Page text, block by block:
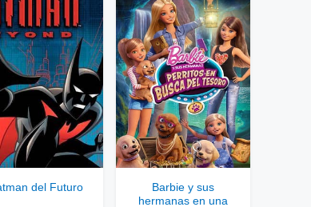
Aquí!
del Futuro
Barbie y sus
hermanas en una